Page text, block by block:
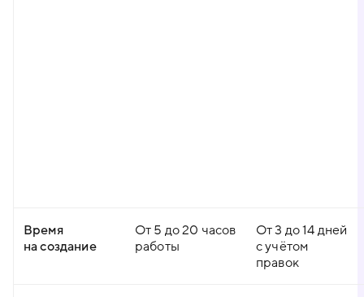
Время
на создание
От 5 до 20 часов
работы
От 3 до 14 дней
с учётом
правок